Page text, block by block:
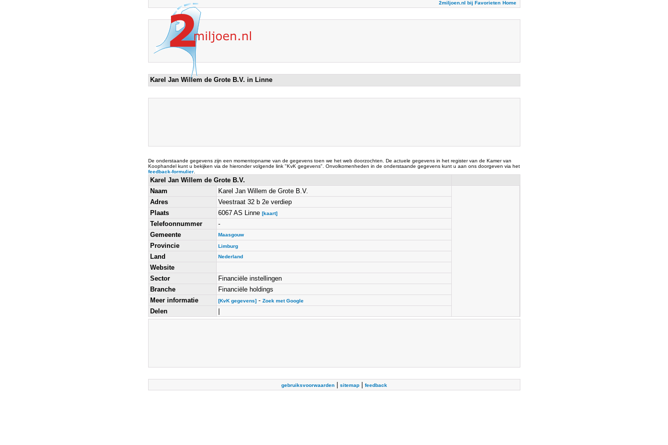
2miljoen.nl bij Favorieten Home
Karel Jan Willem de Grote B.V. in Linne
De onderstaande gegevens zijn een momentopname van de gegevens toen we het web doorzochten. De actuele gegevens in het register van de Kamer van
Koophandel kunt u bekijken via de hieronder volgende link "KvK gegevens". Onvolkomenheden in de onderstaande gegevens kunt u aan ons doorgeven via het
feedback-formulier.
Karel Jan Willem de Grote B.V.
Naam
Karel Jan Willem de Grote B.V.
Adres
Veestraat 32 b 2e verdiep
Plaats
6067 AS Linne [kaart]
Telefoonnummer
-
Gemeente
Maasgouw
Provincie Limburg
Land Nederland
Website
Sector
Financiële instellingen
Branche
Financiële holdings
Meer informatie
[KvK gegevens]- Zoek met Google
Delen
gebruiksvoorwaarden| sitemap| feedback